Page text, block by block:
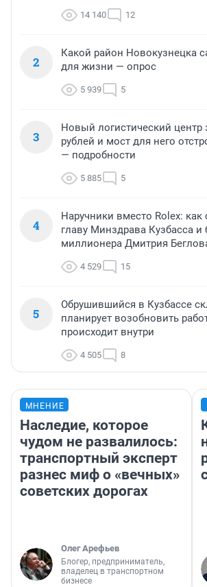
14 140 12
2
Какой район Новокузнецка
для жизни — опрос
5 939 5
3
Новый логистический центр
рублей и мост для него
— подробности
5 885 5
4
Наручники вместо Rolex: как
главу Минздрава Кузбасса
миллионера Дмитрия
4 529 15
5
Обрушившийся в Кузбассе
планирует возобновить
происходит внутри
4 505 8
МНЕНИЕ
Наследие, которое
чудом не развалилось:
транспортный эксперт
разнес миф о «вечных»
советских дорогах
Олег Арефьев
Блогер, предприниматель,
владелец в транспортном
бизнесе